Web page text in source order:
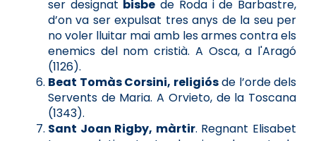
ser designat bisbe de Roda i de Barbastre,
d’on va ser expulsat tres anys de la seu per
no voler lluitar mai amb les armes contra els
enemics del nom cristià. A Osca, a l'Aragó
(1126).
Beat Tomàs Corsini, religiósde l’orde dels
Servents de Maria. A Orvieto, de la Toscana
(1343).
Sant Joan Rigby, màrtir. Regnant Elisabet